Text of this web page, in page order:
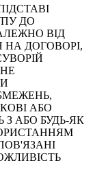
ДО
ВІД
НА ДОГОВОРІ,
АБО
АБО БУДЬ-ЯК